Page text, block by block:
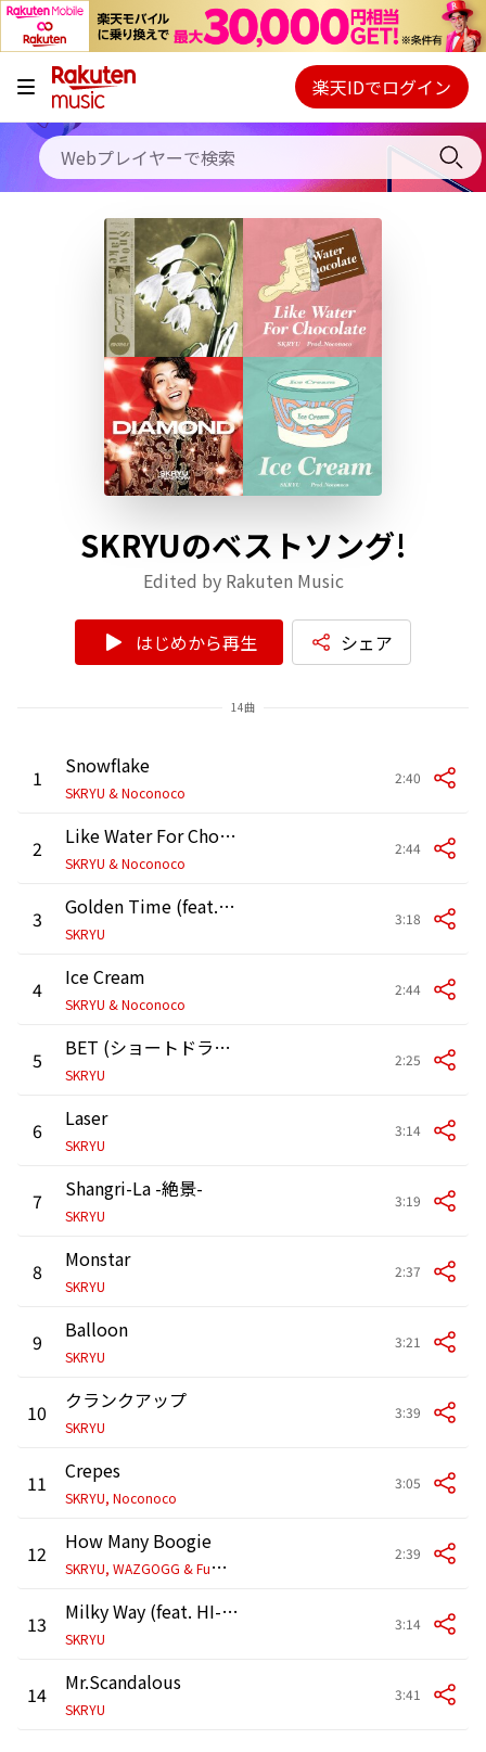
キャンペーン
料金プラン
使い方
初回30日間無料お試し
Webプレイヤー
ご契約内容の確認・変更
楽天IDでログイン
SKRYUのベストソング!
Edited by Rakuten Music
はじめから再生 シェア
14曲
1 Snowflake
SKRYU & Noconoco
2:40
2 Like Water For Chocolate
SKRYU & Noconoco
2:44
3 Golden Time (feat. 鎮座DOPENESS)
SKRYU
3:18
4 Ice Cream
SKRYU & Noconoco
2:44
5 BET (ショートドラマ「職場ギャンブラー」主題歌)
SKRYU
2:25
6 Laser
SKRYU
3:14
7 Shangri-La -絶景-
SKRYU
3:19
8 Monstar
SKRYU
2:37
9 Balloon
SKRYU
3:21
10 クランクアップ
SKRYU
3:39
11 Crepes
SKRYU, Noconoco
3:05
12
How Many Boogie
S
KRYU, WAZGOGG & Fuma no KTR
2:39
13 Milky Way (feat. HI-D & GIPPER)
SKRYU
3:14
14 Mr.Scandalous
SKRYU
3:41